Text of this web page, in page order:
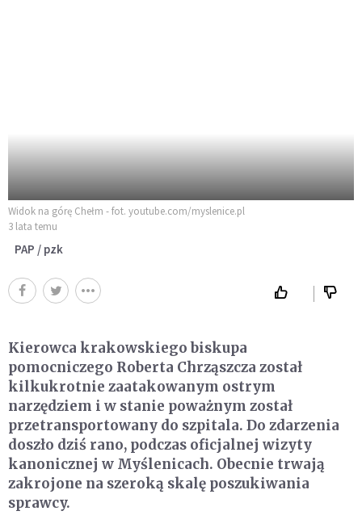
Widok na górę Chełm - fot. youtube.com/myslenice.pl
3 lata temu
PAP / pzk
Kierowca krakowskiego biskupa
pomocniczego Roberta Chrząszcza został
kilkukrotnie zaatakowanym ostrym
narzędziem i w stanie poważnym został
przetransportowany do szpitala. Do zdarzenia
doszło dziś rano, podczas oficjalnej wizyty
kanonicznej w Myślenicach. Obecnie trwają
zakrojone na szeroką skalę poszukiwania
sprawcy.